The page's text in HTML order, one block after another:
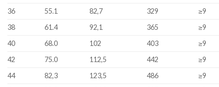
36
55.1 82,7 329
≥9
38
61.4 92,1 365
≥9
40
68.0 102 403
≥9
42
75.0 112,5 442
≥9
44
82,3 123,5 486
≥9